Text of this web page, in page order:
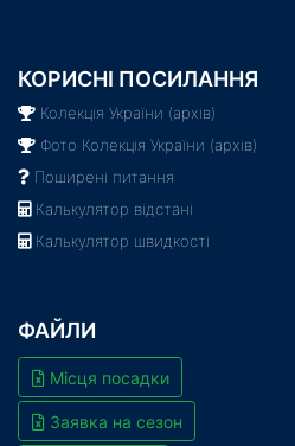
КОРИСНІ ПОСИЛАННЯ
Колекція України (архів)
Фото Колекція України (архів)
Поширені питання
Калькулятор відстані
Калькулятор швидкості
ФАЙЛИ
Місця посадки
Заявка на сезон